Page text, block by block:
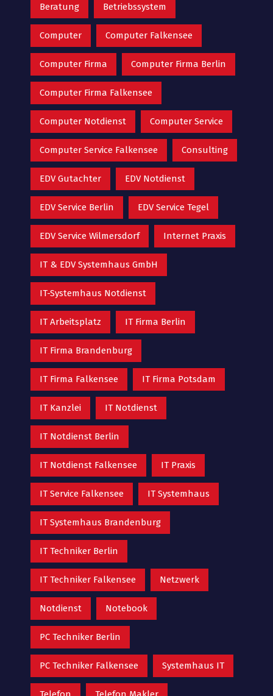
Beratung Betriebssystem
Computer Computer Falkensee
Computer Firma Computer Firma Berlin
Computer Firma Falkensee
Computer Notdienst Computer Service
Computer Service Falkensee Consulting
EDV Gutachter EDV Notdienst
EDV Service Berlin EDV Service Tegel
EDV Service Wilmersdorf Internet Praxis
IT & EDV Systemhaus GmbH
IT-Systemhaus Notdienst
IT Arbeitsplatz IT Firma Berlin
IT Firma Brandenburg
IT Firma Falkensee IT Firma Potsdam
IT Kanzlei IT Notdienst
IT Notdienst Berlin
IT Notdienst Falkensee IT Praxis
IT Service Falkensee IT Systemhaus
IT Systemhaus Brandenburg
IT Techniker Berlin
IT Techniker Falkensee Netzwerk
Notdienst Notebook
PC Techniker Berlin
PC Techniker Falkensee Systemhaus IT